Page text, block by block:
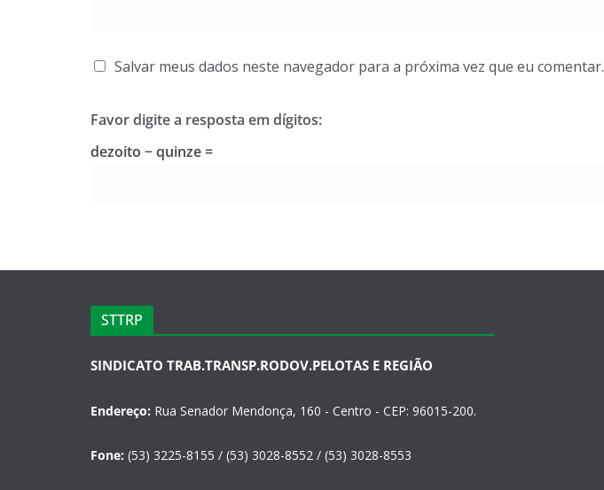
Salvar meus dados neste navegador para a próxima vez que eu comentar.
Favor digite a resposta em dígitos:
dezoito − quinze =
STTRP
SINDICATO TRAB.TRANSP.RODOV.PELOTAS E REGIÃO
Endereço: Rua Senador Mendonça, 160 - Centro - CEP: 96015-200.
Fone: (53) 3225-8155 / (53) 3028-8552 / (53) 3028-8553